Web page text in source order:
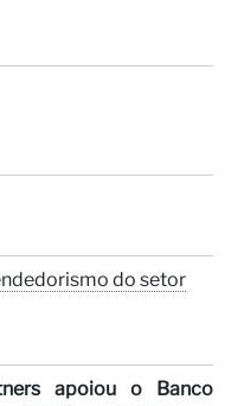
do setor
apoiou o Banco